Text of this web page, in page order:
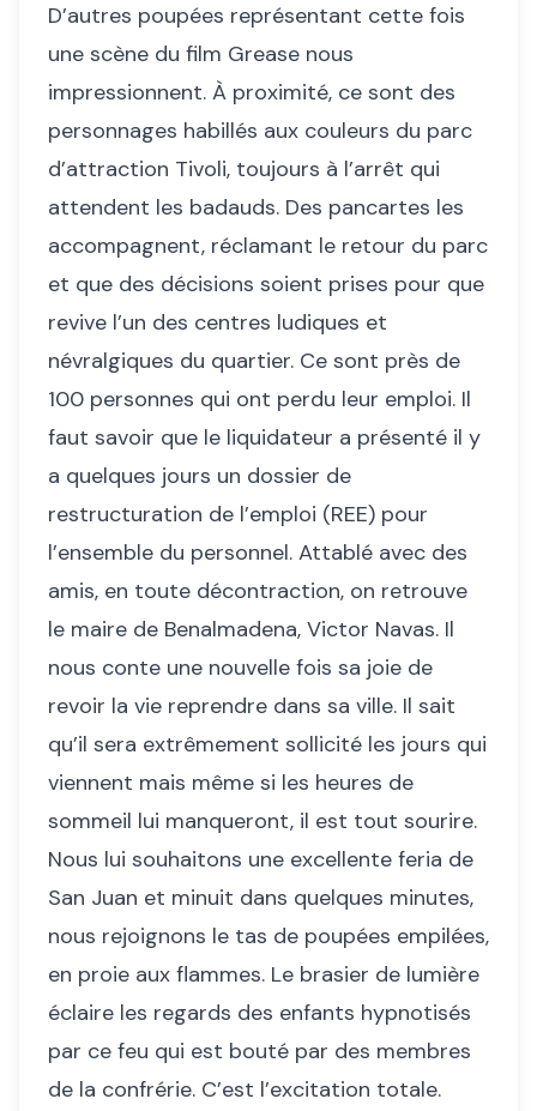
D’autres poupées représentant cette fois
une scène du film Grease nous
impressionnent. À proximité, ce sont des
personnages habillés aux couleurs du parc
d’attraction Tivoli, toujours à l’arrêt qui
attendent les badauds. Des pancartes les
accompagnent, réclamant le retour du parc
et que des décisions soient prises pour que
revive l’un des centres ludiques et
névralgiques du quartier. Ce sont près de
100 personnes qui ont perdu leur emploi. Il
faut savoir que le liquidateur a présenté il y
a quelques jours un dossier de
restructuration de l’emploi (REE) pour
l’ensemble du personnel. Attablé avec des
amis, en toute décontraction, on retrouve
le maire de Benalmadena, Victor Navas. Il
nous conte une nouvelle fois sa joie de
revoir la vie reprendre dans sa ville. Il sait
qu’il sera extrêmement sollicité les jours qui
viennent mais même si les heures de
sommeil lui manqueront, il est tout sourire.
Nous lui souhaitons une excellente feria de
San Juan et minuit dans quelques minutes,
nous rejoignons le tas de poupées empilées,
en proie aux flammes. Le brasier de lumière
éclaire les regards des enfants hypnotisés
par ce feu qui est bouté par des membres
de la confrérie. C’est l’excitation totale.